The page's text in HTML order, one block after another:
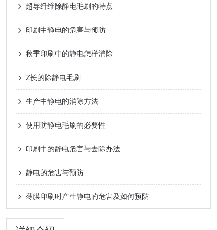
超导纤维除静电毛刷的特点
印刷中静电的危害与预防
秋季印刷中的静电怎样消除
Z长的除静电毛刷
生产中静电的消除方法
使用防静电毛刷的必要性
印刷中的静电危害与去除办法
静电的危害与预防
薄膜印刷时产生静电的危害及如何预防